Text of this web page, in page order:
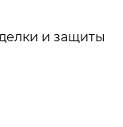
и защиты